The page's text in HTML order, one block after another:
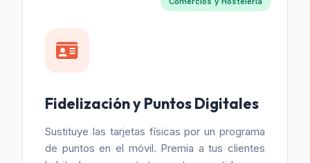
Fidelización y Puntos Digitales
Sustituye las tarjetas físicas por un programa
de puntos en el móvil. Premia a tus clientes